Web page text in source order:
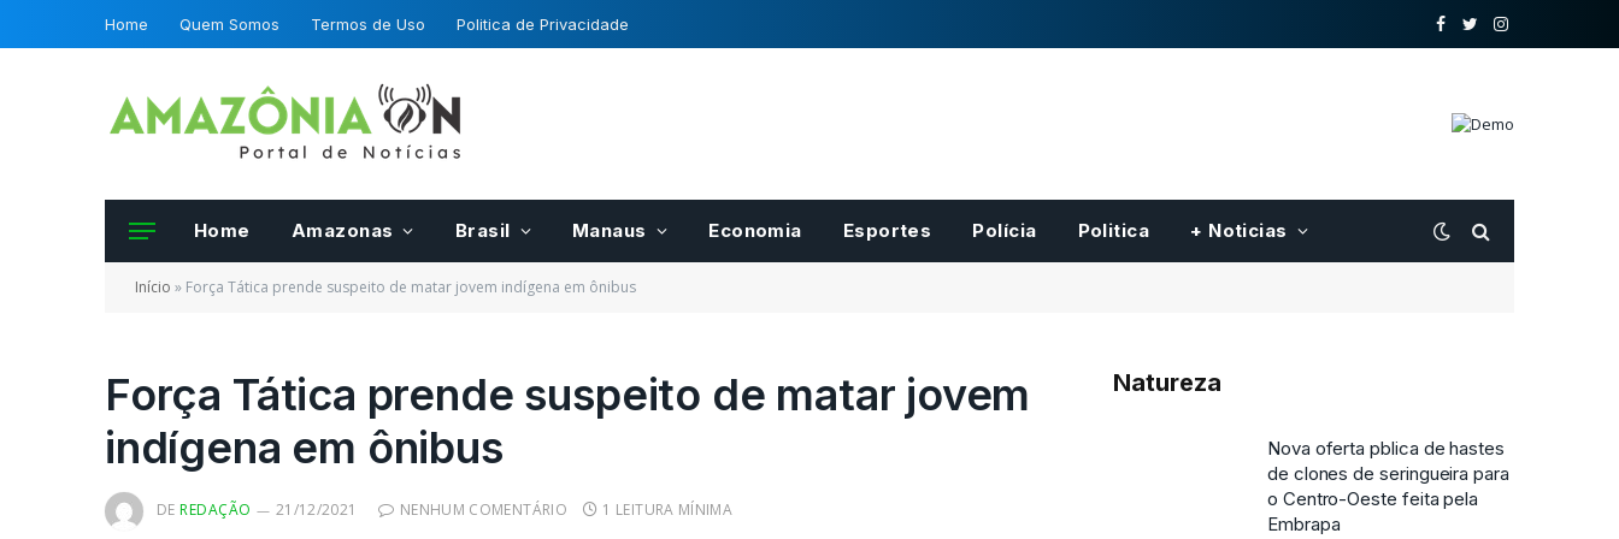
Home Quem Somos Termos de Uso Politica de Privacidade
o
TwitterInstagram
Home Amazonas Brasil Manaus Economia Esportes Polícia Politica + Noticias
Início » Força Tática prende suspeito de matar jovem indígena em ônibus
Força Tática prende suspeito de matar jovem
indígena em ônibus
DE REDAÇÃO 21/12/2021 NENHUM COMENTÁRIO 1 LEITURA MÍNIMA
Natureza
Frutas e hortalias para pases
certificadas por fiscais do
Mapa
Nova oferta pblica de hastes
de clones de seringueira para
o Centro-Oeste feita pela
Embrapa